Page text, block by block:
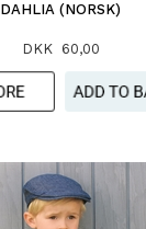
DAHLIA (NORSK)
DKK 60,00